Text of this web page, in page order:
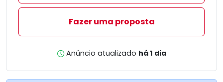
Fazer uma proposta
Anúncio atualizado há 1 dia